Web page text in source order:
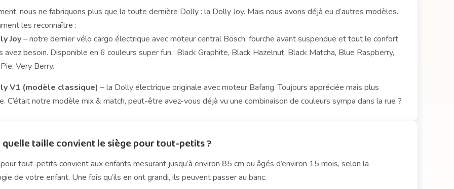
nous ne fabriquons plus que la toute dernière Dolly : la Dolly Joy. Mais nous avons déjà eu d’autres modèles.
les reconnaître :
Joy– notre dernier vélo cargo électrique avec moteur central Bosch, fourche avant suspendue et tout le confort
avez besoin. Disponible en 6 couleurs super fun : Black Graphite, Black Hazelnut, Black Matcha, Blue Raspberry,
Very Berry.
V1 (modèle classique) – la Dolly électrique originale avec moteur Bafang. Toujours appréciée mais plus
C’était notre modèle mix & match, peut-être avez-vous déjà vu une combinaison de couleurs sympa dans la rue ?
quelle taille convient le siège pour tout-petits ?
tout-petits convient aux enfants mesurant jusqu’à environ 85 cm ou âgés d’environ 15 mois, selon la
de votre enfant. Une fois qu’ils en ont grandi, ils peuvent passer au banc.